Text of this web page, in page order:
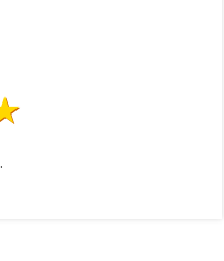
hvězdy